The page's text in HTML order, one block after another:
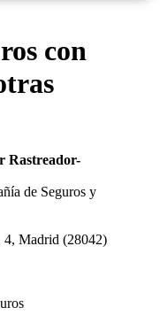
con
Rastreador-
de Seguros y
4, Madrid (28042)